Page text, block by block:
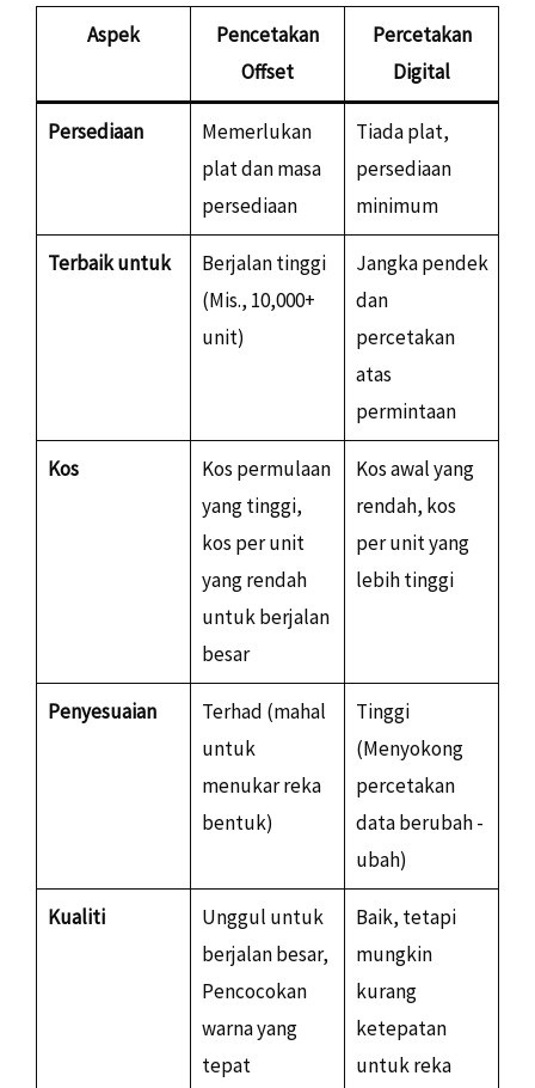
Aspek
Pencetakan
Offset
Percetakan
Digital
Persediaan
Memerlukan
plat dan masa
persediaan
Tiada plat,
persediaan
minimum
Terbaik untuk
Berjalan tinggi
(Mis., 10,000+
unit)
Jangka pendek
dan
percetakan
atas
permintaan
Kos
Kos permulaan
yang tinggi,
kos per unit
yang rendah
untuk berjalan
besar
Kos awal yang
rendah, kos
per unit yang
lebih tinggi
Penyesuaian
Terhad (mahal
untuk
menukar reka
bentuk)
Tinggi
(Menyokong
percetakan
data berubah -
ubah)
Kualiti
Unggul untuk
berjalan besar,
Pencocokan
warna yang
tepat
Baik, tetapi
mungkin
kurang
ketepatan
untuk reka